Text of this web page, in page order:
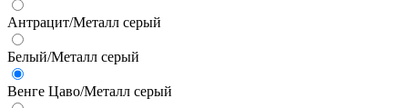
Антрацит/Металл серый
Белый/Металл серый
Венге Цаво/Металл серый